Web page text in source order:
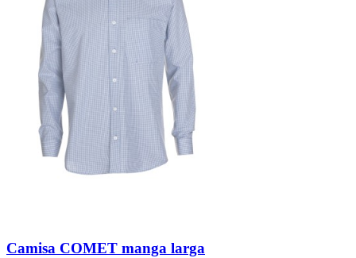
Camisa COMET manga larga